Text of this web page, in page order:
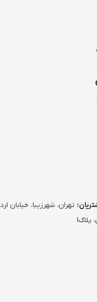
تهران، شهرزیبا، خیابان
پلاک1